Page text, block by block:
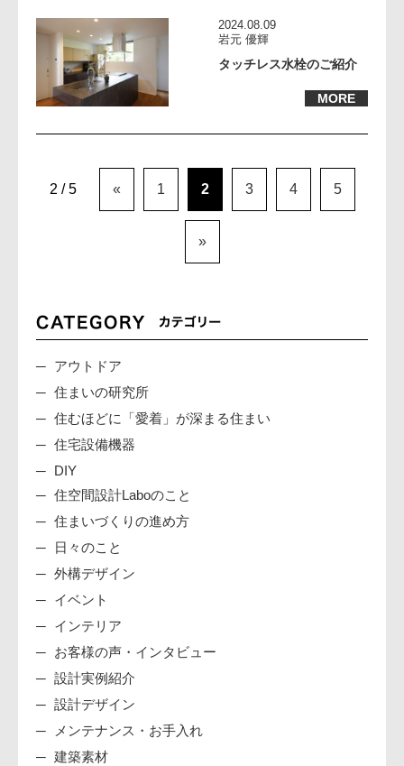
2024.08.09
岩元 優輝
タッチレス水栓のご紹介
MORE
2 / 5 « 1 2 3 4 5
»
アウトドア
住まいの研究所
住むほどに「愛着」が深まる住まい
住宅設備機器
DIY
住空間設計Laboのこと
住まいづくりの進め方
日々のこと
外構デザイン
イベント
インテリア
お客様の声・インタビュー
設計実例紹介
設計デザイン
メンテナンス・お手入れ
建築素材